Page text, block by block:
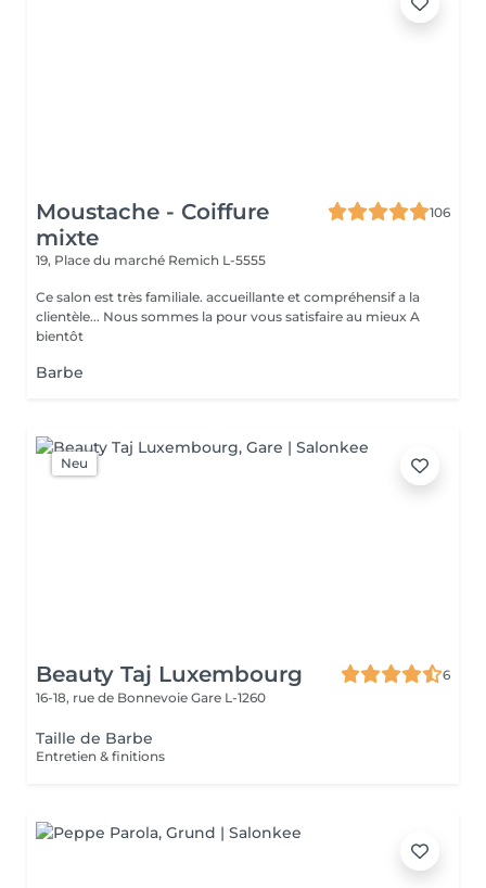
Moustache - Coiffure
mixte
106
19, Place du marché Remich L-5555
Ce salon est très familiale. accueillante et compréhensif a la
clientèle... Nous sommes la pour vous satisfaire au mieux A
bientôt
Barbe
Neu
Beauty Taj Luxembourg
6
16-18, rue de Bonnevoie Gare L-1260
Taille de Barbe
Entretien & finitions